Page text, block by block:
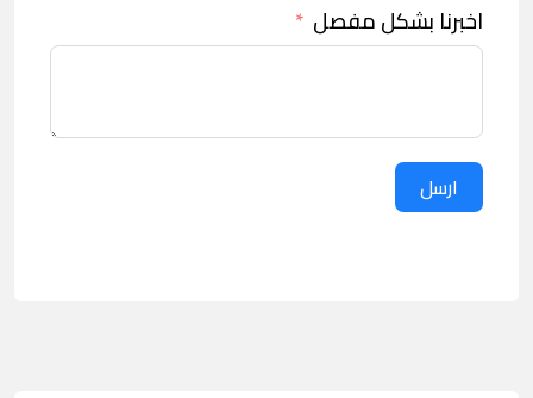
اخبرنا بشكل مفصل
ارسل